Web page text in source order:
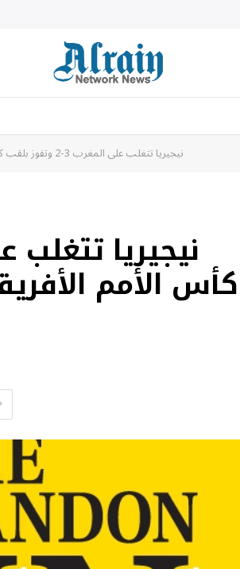
نيجيريا تتغلب على المغرب 3-2 وتفوز بلقب كأس الأمم الأفريقية للسيدات للمرة العاشرة – براندون صن
كأس الأمم